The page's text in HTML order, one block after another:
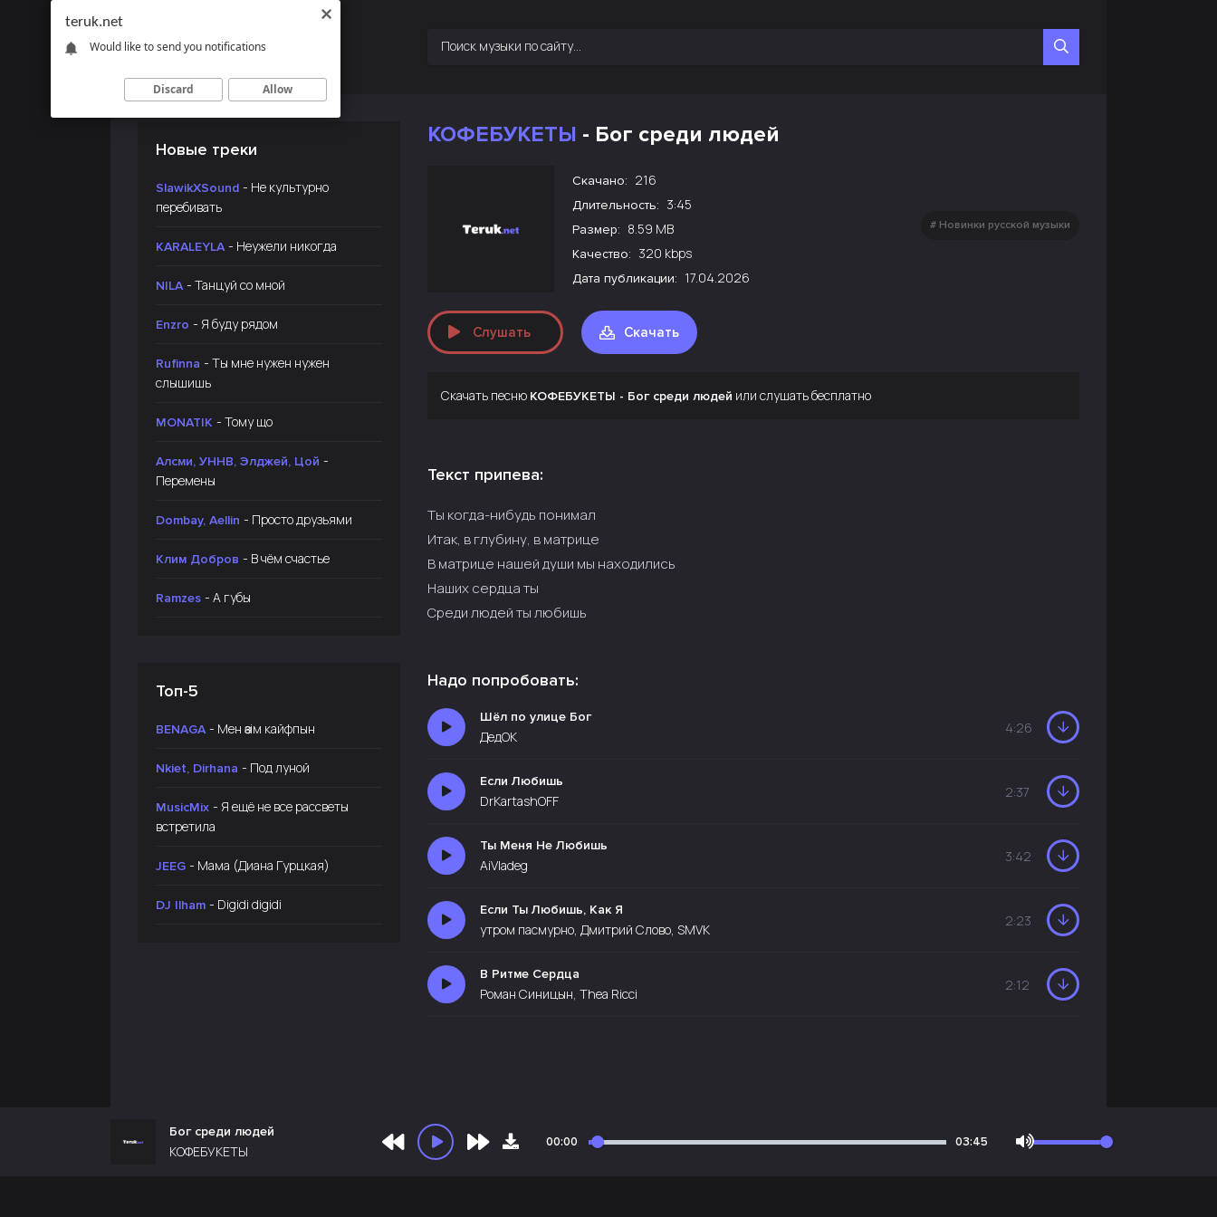
Новые треки
SlawikXSound - Не культурно
перебивать
KARALEYLA - Неужели никогда
NILA - Танцуй со мной
Enzro - Я буду рядом
Rufinna - Ты мне нужен нужен
слышишь
MONATIK - Тому що
Алсми, УННВ, Элджей, Цой -
Перемены
Dombay, Aellin - Просто друзьями
Клим Добров - В чём счастье
Ramzes - А губы
Топ-5
BENAGA - Мен өзім кайфпын
Nkiet, Dirhana - Под луной
MusicMix - Я ещё не все рассветы
встретила
JEEG - Мама (Диана Гурцкая)
DJ Ilham - Digidi digidi
КОФЕБУКЕТЫ - Бог среди людей
Скачано: 216
Длительность: 3:45
Размер: 8.59 MB
Качество: 320 kbps
Дата публикации: 17.04.2026
Новинки русской музыки
Слушать Скачать
Скачать песню КОФЕБУКЕТЫ - Бог среди людей или слушать бесплатно
Текст припева:
Ты когда-нибудь понимал
Итак, в глубину, в матрице
В матрице нашей души мы находились
Наших сердца ты
Среди людей ты любишь
Надо попробовать:
Шёл по улице Бог
ДедОК
4:26
Если Любишь
DrKartashOFF
2:37
Ты Меня Не Любишь
AiVladeg
3:42
Если Ты Любишь, Как Я
утром пасмурно, Дмитрий Слово, SMVK
2:23
В Ритме Сердца
Роман Синицын, Thea Ricci
2:12
Бог среди людей
КОФЕБУКЕТЫ
00:00 03:45
teruk.net
Would like to send you notifications
Discard Allow